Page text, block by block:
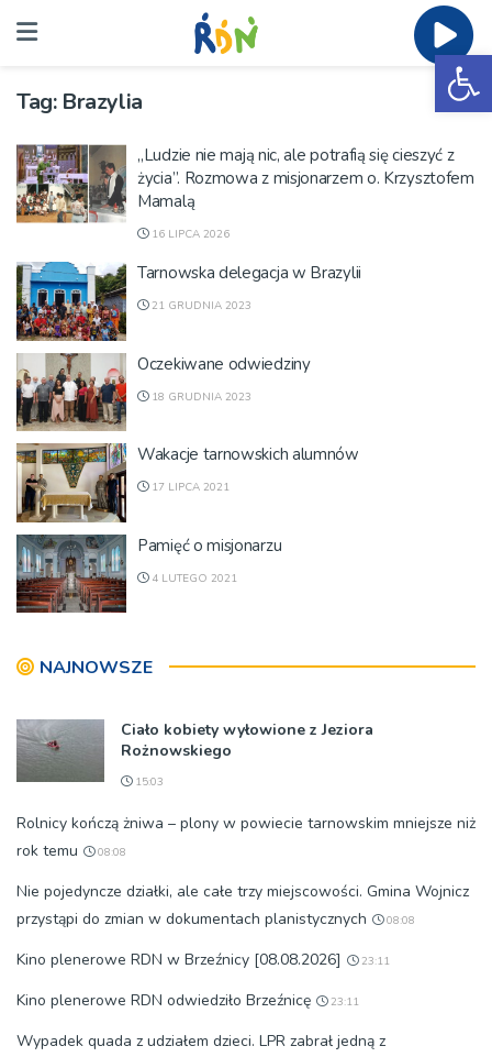
Tag: Brazylia
„Ludzie nie mają nic, ale potrafią się cieszyć z
życia”. Rozmowa z misjonarzem o. Krzysztofem
Mamalą
16 LIPCA 2026
Tarnowska delegacja w Brazylii
21 GRUDNIA 2023
Oczekiwane odwiedziny
18 GRUDNIA 2023
Wakacje tarnowskich alumnów
17 LIPCA 2021
Pamięć o misjonarzu
4 LUTEGO 2021
NAJNOWSZE
Ciało kobiety wyłowione z Jeziora
Rożnowskiego
15:03
Rolnicy kończą żniwa – plony w powiecie tarnowskim mniejsze niż
rok temu
08:08
Nie pojedyncze działki, ale całe trzy miejscowości. Gmina Wojnicz
przystąpi do zmian w dokumentach planistycznych
08:08
Kino plenerowe RDN w Brzeźnicy [08.08.2026] 23:11
Kino plenerowe RDN odwiedziło Brzeźnicę 23:11
Wypadek quada z udziałem dzieci. LPR zabrał jedną z